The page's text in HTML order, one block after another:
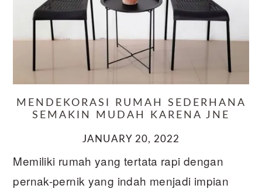
MENDEKORASI RUMAH SEDERHANA
SEMAKIN MUDAH KARENA JNE
JANUARY 20, 2022
Memiliki rumah yang tertata rapi dengan
pernak-pernik yang indah menjadi impian